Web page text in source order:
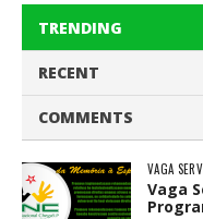
TRENDING
RECENT
COMMENTS
VAGA
Vaga